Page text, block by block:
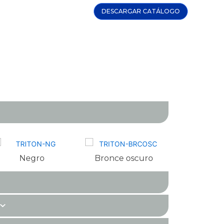
DESCARGAR CATÁLOGO
Negro Bronce oscuro